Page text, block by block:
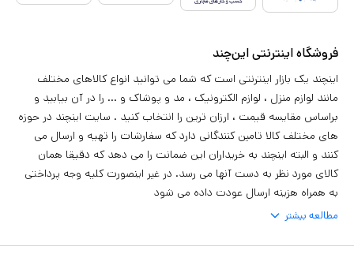
فروشگاه اینترنتی این‌چند
اینچند یک بازار اینترنتی است که شما می توانید انواع کالاهای مختلف
مانند لوازم منزل ، لوازم الکترونیک ، مد و پوشاک و ... را در آن بیابید و
براساس مقایسه قیمت ، ارزان ترین را انتخاب کنید . سایت اینچند در حوزه
های مختلف کالا تامین کنندگانی دارد که سفارشات را تهیه و ارسال می
کنند و البته اینچند به خریداران این ضمانت را می دهد که دقیقا همان
کالای مورد نظر به دست آنها می رسد. در غیر اینصورت کلیه وجه پرداختی
به همراه هزینه ارسال عودت داده می شود
مطالعه بیشتر